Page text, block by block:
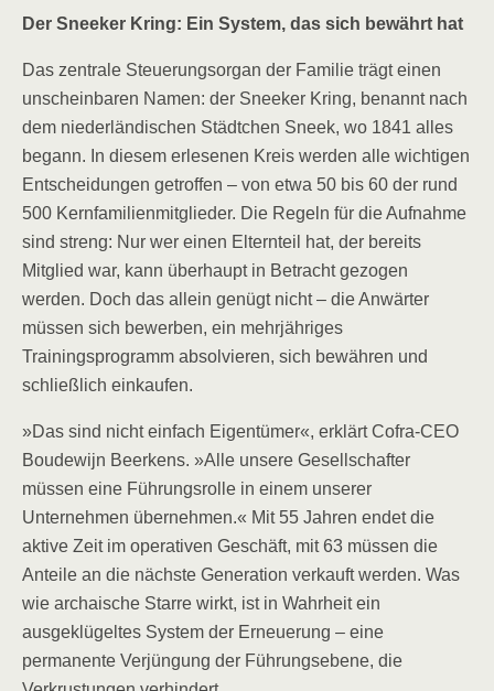
Der Sneeker Kring: Ein System, das sich bewährt hat
Das zentrale Steuerungsorgan der Familie trägt einen
unscheinbaren Namen: der Sneeker Kring, benannt nach
dem niederländischen Städtchen Sneek, wo 1841 alles
begann. In diesem erlesenen Kreis werden alle wichtigen
Entscheidungen getroffen – von etwa 50 bis 60 der rund
500 Kernfamilienmitglieder. Die Regeln für die Aufnahme
sind streng: Nur wer einen Elternteil hat, der bereits
Mitglied war, kann überhaupt in Betracht gezogen
werden. Doch das allein genügt nicht – die Anwärter
müssen sich bewerben, ein mehrjähriges
Trainingsprogramm absolvieren, sich bewähren und
schließlich einkaufen.
»Das sind nicht einfach Eigentümer«, erklärt Cofra-CEO
Boudewijn Beerkens. »Alle unsere Gesellschafter
müssen eine Führungsrolle in einem unserer
Unternehmen übernehmen.« Mit 55 Jahren endet die
aktive Zeit im operativen Geschäft, mit 63 müssen die
Anteile an die nächste Generation verkauft werden. Was
wie archaische Starre wirkt, ist in Wahrheit ein
ausgeklügeltes System der Erneuerung – eine
permanente Verjüngung der Führungsebene, die